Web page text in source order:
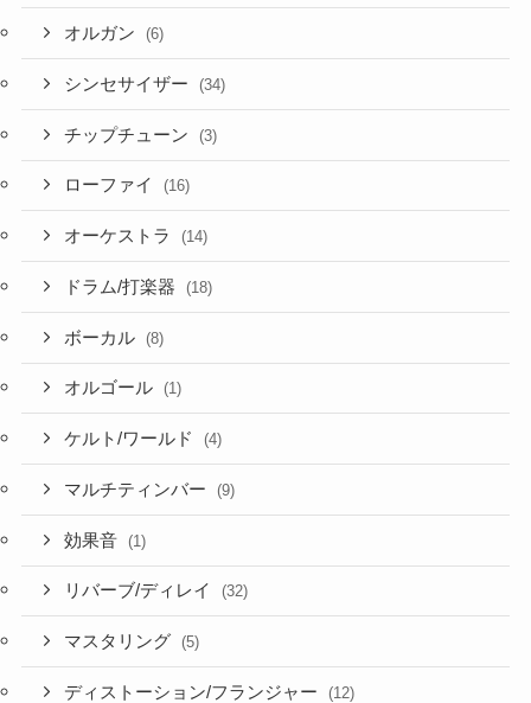
オルガン (6)
シンセサイザー (34)
チップチューン (3)
ローファイ (16)
オーケストラ (14)
ドラム/打楽器 (18)
ボーカル (8)
オルゴール (1)
ケルト/ワールド (4)
マルチティンバー (9)
効果音 (1)
リバーブ/ディレイ (32)
マスタリング (5)
ディストーション/フランジャー (12)